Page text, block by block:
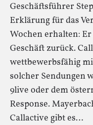
Geschäftsführer
Erklärung für das
Wochen erhalten:
Geschäft zurück.
wettbewerbsfähig
solcher Sendungen
9live oder dem
Response.
Callactive gibt es…